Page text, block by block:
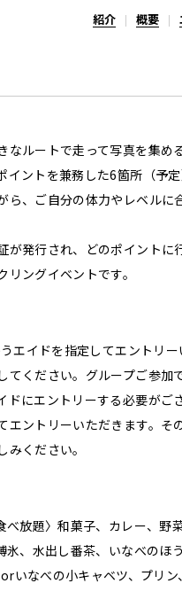
紹介 概要
ルートで走って写真を集め
イントを兼務した6箇所（予
、ご自分の体力やレベルに
発行され、どのポイントに
ングイベントです。
イドを指定してエントリー
ください。グループご参加
にエントリーする必要がご
ントリーいただきます。そ
ください。
放題〉和菓子、カレー、野
、水出し番茶、いなべのほ
なべの小キャベツ、プリン